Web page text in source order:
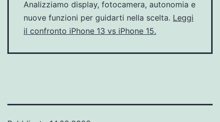
Analizziamo display, fotocamera, autonomia e
nuove funzioni per guidarti nella scelta. Leggi
il confronto iPhone 13 vs iPhone 15.